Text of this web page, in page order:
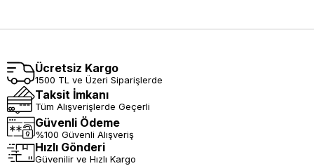
Ücretsiz Kargo
1500 TL ve Üzeri Siparişlerde
Taksit İmkanı
Tüm Alışverişlerde Geçerli
Güvenli Ödeme
%100 Güvenli Alışveriş
Hızlı Gönderi
Güvenilir ve Hızlı Kargo